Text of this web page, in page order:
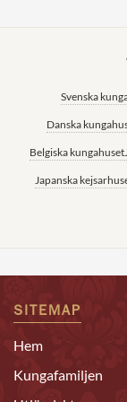
Svenska
Danska
Belgiska kungahuset
Japanska
SITEMAP
Hem
Kungafamiljen